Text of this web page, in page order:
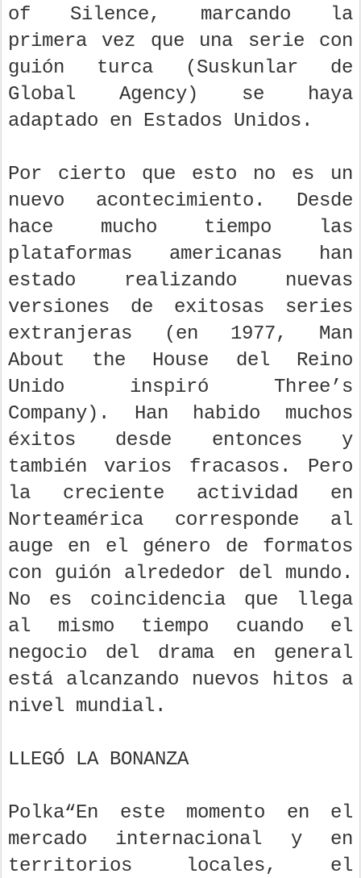
of Silence, marcando la
primera vez que una serie con
guión turca (Suskunlar de
Global Agency) se haya
adaptado en Estados Unidos.
Por cierto que esto no es un
nuevo acontecimiento. Desde
hace mucho tiempo las
plataformas americanas han
estado realizando nuevas
versiones de exitosas series
extranjeras (en 1977, Man
About the House del Reino
Unido inspiró Three’s
Company). Han habido muchos
éxitos desde entonces y
también varios fracasos. Pero
la creciente actividad en
Norteamérica corresponde al
auge en el género de formatos
con guión alrededor del mundo.
No es coincidencia que llega
al mismo tiempo cuando el
negocio del drama en general
está alcanzando nuevos hitos a
nivel mundial.
LLEGÓ LA BONANZA
Polka“En este momento en el
mercado internacional y en
territorios locales, el